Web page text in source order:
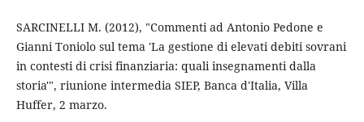
SARCINELLI M. (2012), "Commenti ad Antonio Pedone e
Gianni Toniolo sul tema 'La gestione di elevati debiti sovrani
in contesti di crisi finanziaria: quali insegnamenti dalla
storia'", riunione intermedia SIEP, Banca d'Italia, Villa
Huffer, 2 marzo.